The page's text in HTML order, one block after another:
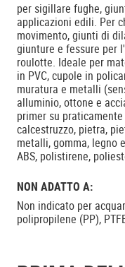
per sigillare fughe,
applicazioni edili. Per
movimento, giunti di
giunture e fessure per
roulotte. Ideale per
in PVC, cupole in
muratura e metalli
alluminio, ottone e
primer su
calcestruzzo, pietra,
metalli, gomma, legno
ABS, polistirene,
NON ADATTO A:
Non indicato per
polipropilene (PP),